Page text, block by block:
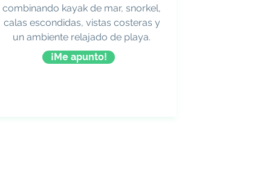
combinando kayak de mar, snorkel,
calas escondidas, vistas costeras y
un ambiente relajado de playa.
¡Me apunto!